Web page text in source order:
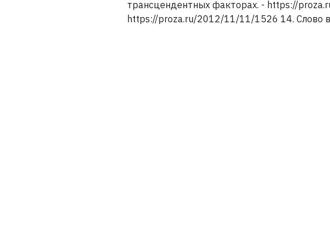
трансцендентных факторах. - https://
https://proza.ru/2012/11/11/1526 14. Слово